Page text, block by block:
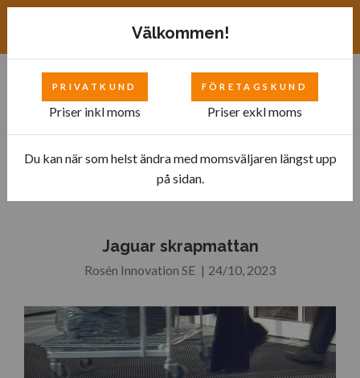
Jaguar skrapmattan
Jaguar skrapmattan
Rosén Innovation SE | 24/10, 2023
Välkommen!
PRIVATKUND
Priser inkl moms
FÖRETAGSKUND
Priser exkl moms
Du kan när som helst ändra med momsväljaren längst upp
på sidan.